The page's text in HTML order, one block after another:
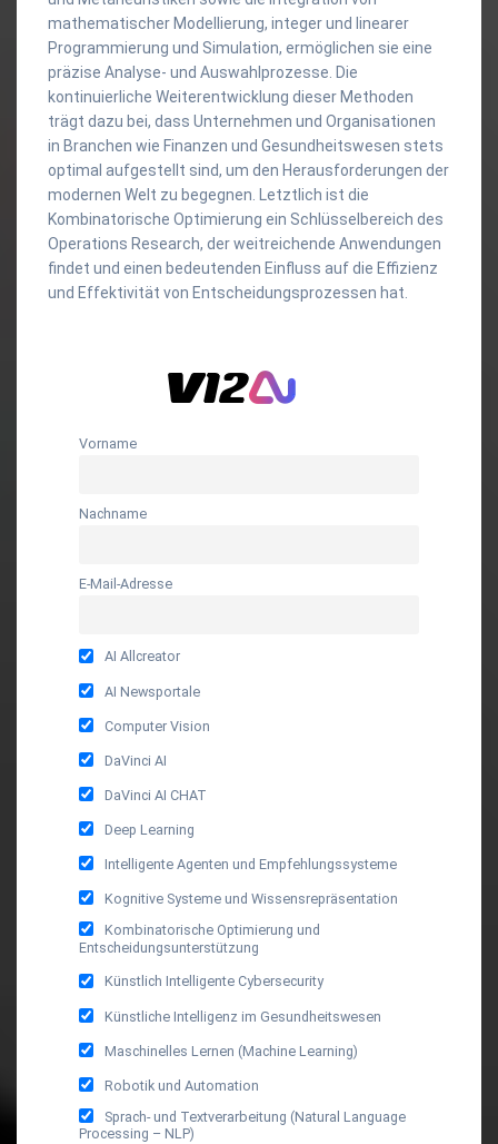
mathematischer Modellierung, integer und linearer
Programmierung und Simulation, ermöglichen sie eine
präzise Analyse- und Auswahlprozesse. Die
kontinuierliche Weiterentwicklung dieser Methoden
trägt dazu bei, dass Unternehmen und Organisationen
in Branchen wie Finanzen und Gesundheitswesen stets
optimal aufgestellt sind, um den Herausforderungen der
modernen Welt zu begegnen. Letztlich ist die
Kombinatorische Optimierung ein Schlüsselbereich des
Operations Research, der weitreichende Anwendungen
findet und einen bedeutenden Einfluss auf die Effizienz
und Effektivität von Entscheidungsprozessen hat.
Vorname
Nachname
E-Mail-Adresse
AI Allcreator
AI Newsportale
Computer Vision
DaVinci AI
DaVinci AI CHAT
Deep Learning
Intelligente Agenten und Empfehlungssysteme
Kognitive Systeme und Wissensrepräsentation
Kombinatorische Optimierung und
Entscheidungsunterstützung
Künstlich Intelligente Cybersecurity
Künstliche Intelligenz im Gesundheitswesen
Maschinelles Lernen (Machine Learning)
Robotik und Automation
Sprach- und Textverarbeitung (Natural Language
Processing – NLP)